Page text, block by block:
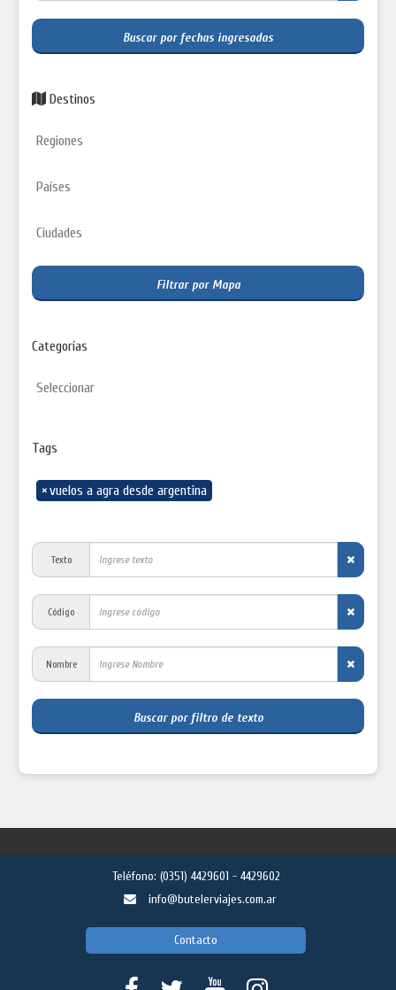
Buscar por fechas ingresadas
Destinos
Filtrar por Mapa
Categorías
Tags
×vuelos a agra desde argentina
Texto
Código
Nombre
Buscar por filtro de texto
Teléfono: (0351) 4429601 - 4429602
info@butelerviajes.com.ar
Contacto